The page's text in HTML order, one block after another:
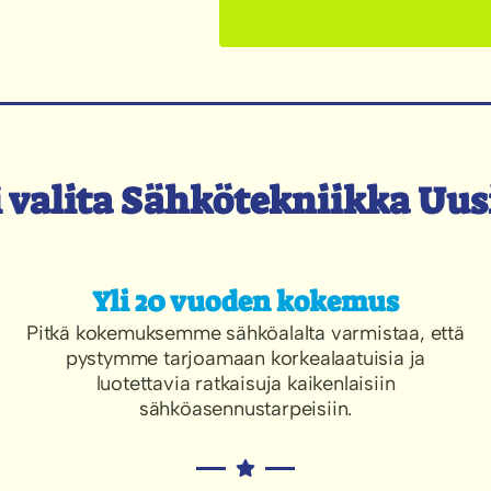
Sähkötekniikka
Yli 20 vuoden kokemus
Pitkä kokemuksemme sähköalalta varmistaa, että
pystymme tarjoamaan korkealaatuisia ja
luotettavia ratkaisuja kaikenlaisiin
sähköasennustarpeisiin.